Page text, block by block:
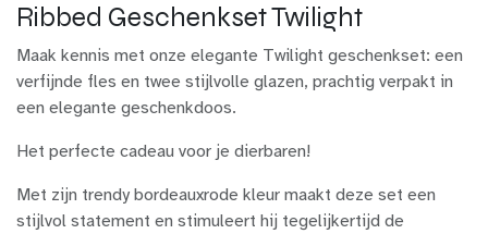
Ribbed Geschenkset Twilight
Maak kennis met onze elegante Twilight geschenkset: een
verfijnde fles en twee stijlvolle glazen, prachtig verpakt in
een elegante geschenkdoos.
Het perfecte cadeau voor je dierbaren!
Met zijn trendy bordeauxrode kleur maakt deze set een
stijlvol statement en stimuleert hij tegelijkertijd de